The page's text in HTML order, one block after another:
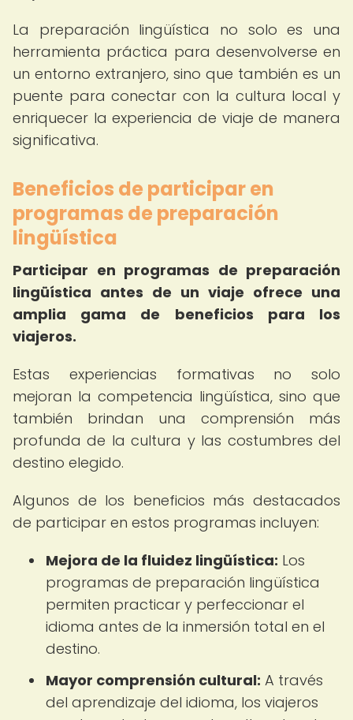
La preparación lingüística no solo es una
herramienta práctica para desenvolverse en
un entorno extranjero, sino que también es un
puente para conectar con la cultura local y
enriquecer la experiencia de viaje de manera
significativa.
Beneficios de participar en
programas de preparación
lingüística
Participar en programas de preparación
lingüística antes de un viaje ofrece una
amplia gama de beneficios para los
viajeros.
Estas experiencias formativas no solo
mejoran la competencia lingüística, sino que
también brindan una comprensión más
profunda de la cultura y las costumbres del
destino elegido.
Algunos de los beneficios más destacados
de participar en estos programas incluyen:
Mejora de la fluidez lingüística: Los
programas de preparación lingüística
permiten practicar y perfeccionar el
idioma antes de la inmersión total en el
destino.
Mayor comprensión cultural: A través
del aprendizaje del idioma, los viajeros